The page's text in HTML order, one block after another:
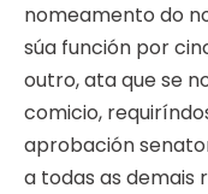
nomeamento do
súa función por
outro, ata que se
comicio,
aprobación
a todas as demais